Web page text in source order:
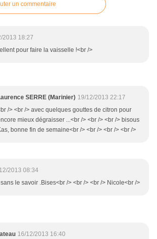
un commentaire
2013 18:27
pour faire la vaisselle !<br />
SERRE (Marinier) 19/12/2013 22:17
/> <br /> avec quelques gouttes de citron pour
mieux dégraisser ...<br /> <br /> <br /> bisous
bonne fin de semaine<br /> <br /> <br /> <br />
2013 08:34
le savoir .Bises<br /> <br /> <br /> Nicole<br />
16/12/2013 16:40